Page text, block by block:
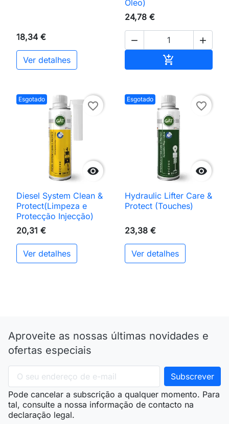
18,34 €
Ver detalhes
Oleo)
24,78 €
 

Esgotado

favorite_border
Diesel System Clean &
Protect(Limpeza e
Protecção Injecção)
20,31 €
Ver detalhes
Esgotado

favorite_border
Hydraulic Lifter Care &
Protect (Touches)
23,38 €
Ver detalhes
Aproveite as nossas últimas novidades e
ofertas especiais
Pode cancelar a subscrição a qualquer momento. Para
tal, consulte a nossa informação de contacto na
declaração legal.